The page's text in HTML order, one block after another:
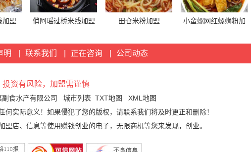
加盟 俏阿瑶过桥米线加盟 田仓米粉加盟
小蛮螺网红螺蛳粉加
明 联系我们 正在咨询 公司动态
投资有风险，加盟需谨慎
食水产有限公司 城市列表 TXT地图
XML地图
实际意义！如果侵犯了您的版权，请联系我们将及时更正和删除！
店、信息等使用赚钱创业的电子，无限商机等您来发现，创业。